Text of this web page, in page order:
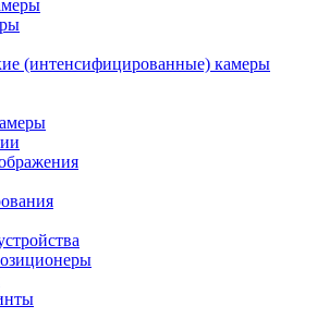
(интенсифицированные) камеры